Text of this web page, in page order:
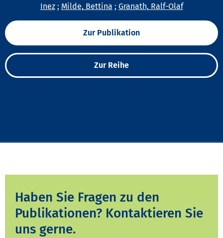
Inez; Milde, Bettina ; Granath, Ralf-Olaf
Zur Publikation
Zur Reihe
Haben Sie Fragen zu den
Publikationen? Kontaktieren Sie
uns gerne.